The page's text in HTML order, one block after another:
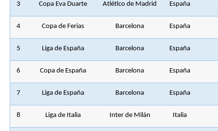
3 Copa Eva Duarte Atlético de Madrid España
4 Copa de Ferias Barcelona España
5 Liga de España Barcelona España
6 Copa de España Barcelona España
7 Liga de España Barcelona España
8 Liga de Italia Inter de Milán Italia